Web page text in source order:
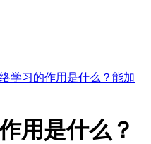
学习的作用是什么？能加
用是什么？